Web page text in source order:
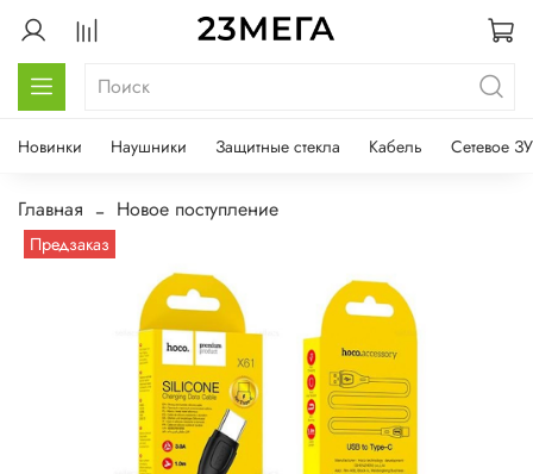
Новинки Наушники Защитные стекла Кабель Сетевое ЗУ
Главная Новое поступление
Предзаказ